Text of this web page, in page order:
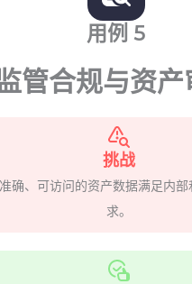
用例 5
管合规与资产
挑战
确、可访问的资产数据满足内
求。